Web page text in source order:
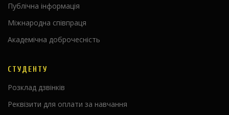
Публічна інформація
Міжнародна співпраця
Академічна доброчесність
СТУДЕНТУ
Розклад дзвінків
Реквізити для оплати за навчання